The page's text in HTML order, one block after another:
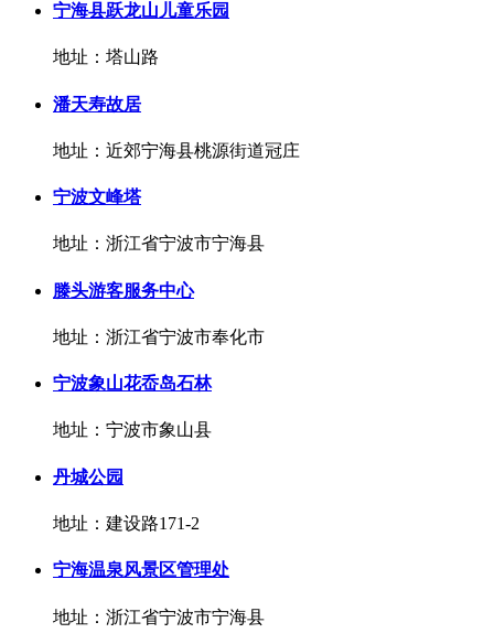
宁海县跃龙山儿童乐园
地址：塔山路
潘天寿故居
地址：近郊宁海县桃源街道冠庄
宁波文峰塔
地址：浙江省宁波市宁海县
滕头游客服务中心
地址：浙江省宁波市奉化市
宁波象山花岙岛石林
地址：宁波市象山县
丹城公园
地址：建设路171-2
宁海温泉风景区管理处
地址：浙江省宁波市宁海县